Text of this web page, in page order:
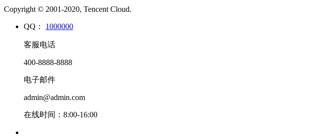
Copyright © 2001-2020, Tencent Cloud.
QQ： 1000000
客服电话
400-8888-8888
电子邮件
admin@admin.com
在线时间：8:00-16:00